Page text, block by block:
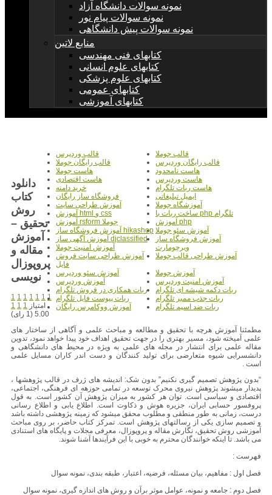
نمونه سوالات دانشگاه آزاد
نمونه سوالات پیام نور
نمونه سوالات پیش دانشگاهی
منابع لاتین
کتابهای فنی مهندسی
کتابهای علوم انسانی
کتابهای علوم پزشکی
کتابهای عمومی
کتابهای آموزشی
قالب جوملا
قالب وردپرس
قالب رایگان وردپرس
قالب رایگان جوملا
هاست نامحدود
هاست جوملا
هاست وردپرس
هاست اقتصادی
هاست ربات تلگرام
خرید دامنه
ایمیل تبلیغاتی
فروشگاه ساز رایگان
آموزشگاه جوملا
آموزش طراحی سایت
ساخت ربات با php تلگرام
آموزش html و css
آموزش php
آموزش rsform جوملا
آموزش سئو جوملا آموزش فروشگاه ساز hikashop
آموزش فروشگاه ساز
ویرچومارت
آموزش آگهی ساز djclassified
آموزش امنیت جوملا
آموزش طراحی قالب جوملا
آموزش طراحی سایت فروش
فایل
آموزش جوملا
آموزش سئو وردپرس
آموزش امنیت وردپرس
آموزش وردپرس
ربات دکمه شیشه ای تلگرام
ربات همکاری در فروش تلگرام
ربات جذب ممبر تلگرام
ربات پیوست فایل تلگرام
ربات ضد اسپم تلگرام
آموزش ووکامرس رایگان
دانلود
کتاب
روش
تحقیق –
آموزش
مقاله و
پروپوزال
نویسی
1 1 1 1 1 1 1
1 1 1 امتیاز
5.00 (1 رای)
مطمئنا آموزش هرچه با تحقیق و مطالعه و مباحث علمی و آگاهی از ساختار های
علمی آمیخته شود، مسیر بهتری را در جهت تحقیق اهداف خود پیدا خواهد نمود، تدوین
مقاله علمی برای انتشار در مجله های علمی به ویژه در محیط های دانشگاهی و
دانشسرایی شیوه متعارضی برای تولید کنندگان و دست اندر کاران مسایل علمی
است .
“بدون پژوهش تصمیم گیری نکنیم” بدون شک: اندیشه های ژرف در قالب پژوهشها ،
پدیدار میشوند پژوهش نیروی محرک توسعه در تمامی حوزهه ای فرهنگی، اجتماعی،
اقتصادی و سیاسی است. توان هر کشور به میزان پژوهش آن کشور است. به قول
پروفسور حسابی ایران، جزیره هوش و ذکاوت است. اطلاع یابی و اطلاع رسانی
درست، زمانی به طور منطقی و مطلوب محقق میشود که زمینه پژوهشی داشته باشد
و تصمیم سازی یکی از رسالتهای پژوهش است. تمرکز کتاب حاضر، بر روی مباحث
آموزشی روش تحقیق، نگارش مقاله و پروپوزال، معرفی مجلات و پایگاه های استنادی
می باشد. تا اینکه خوانندگان محترم به خوبی با این فرآیندها آشنا شوند.
فهرست :
فصل اول : مفاهیم، بیان مسئله، فرضیه، اعتبار، طبقه بندی، نمونه سوال
فصل دوم : جامعه و نمونه، عوامل موثر برآن و روش های اندازه گیری، نمونه سوال